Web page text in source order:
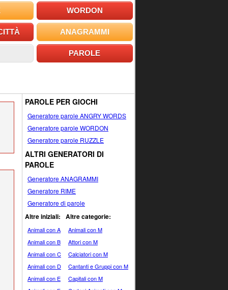
WORDON
ANAGRAMMI
PAROLE
PAROLE PER GIOCHI
Generatore parole ANGRY WORDS
Generatore parole WORDON
Generatore parole RUZZLE
ALTRI GENERATORI DI
PAROLE
Generatore ANAGRAMMI
Generatore RIME
Generatore di parole
Altre iniziali:
Animali con A
Animali con B
Animali con C
Animali con D
Animali con E
Altre categorie:
Animali con M
Attori con M
Calciatori con M
Cantanti e Gruppi con M
Capitali con M